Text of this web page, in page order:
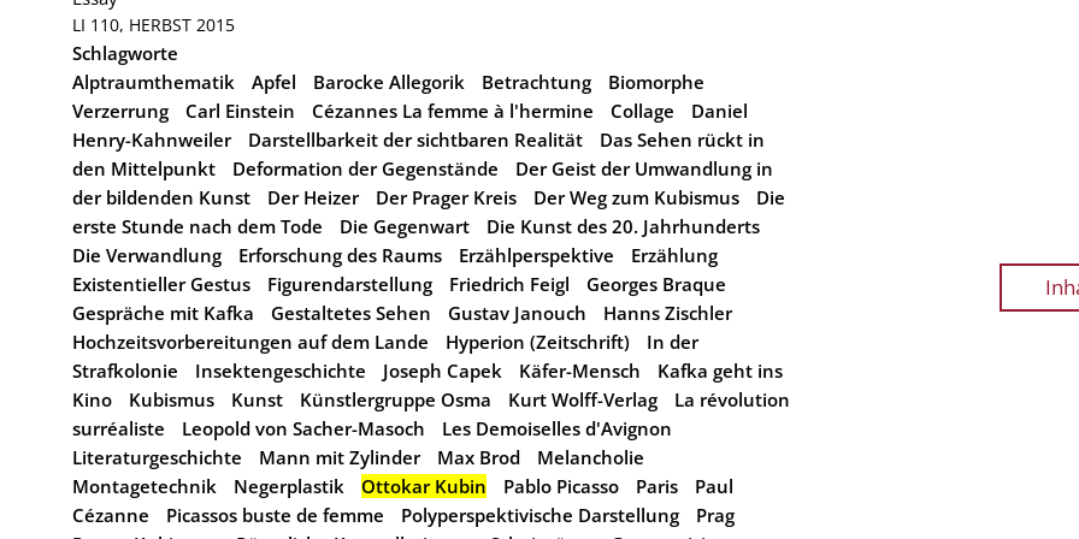
LI 110, HERBST 2015
Schlagworte
Alptraumthematik
Apfel Barocke Allegorik Betrachtung
Biomorphe
Verzerrung
Carl Einstein Cézannes La femme à l'hermine Collage
Daniel
Henry-Kahnweiler
Darstellbarkeit der sichtbaren Realität
Das Sehen rückt in
den Mittelpunkt
Deformation der Gegenstände
Der Geist der Umwandlung in
der bildenden Kunst
Der Heizer Der Prager Kreis Der Weg zum Kubismus
Die
erste Stunde nach dem Tode
Die Gegenwart
Die Kunst des 20. Jahrhunderts
Die Verwandlung
Erforschung des Raums Erzählperspektive
Erzählung
Existentieller Gestus
Figurendarstellung Friedrich Feigl
Georges Braque
Gespräche mit Kafka
Gestaltetes Sehen Gustav Janouch
Hanns Zischler
Hochzeitsvorbereitungen auf dem Lande
Hyperion (Zeitschrift)
In der
Strafkolonie
Insektengeschichte Joseph Capek Käfer-Mensch
Kafka geht ins
Kino
Kubismus Kunst Künstlergruppe Osma Kurt Wolff-Verlag
La révolution
surréaliste
Leopold von Sacher-Masoch
Les Demoiselles d'Avignon
Literaturgeschichte
Mann mit Zylinder Max Brod
Melancholie
Montagetechnik
Negerplastik Ottokar Kubin Pablo Picasso Paris
Paul
Cézanne
Picassos buste de femme Polyperspektivische Darstellung
Prag